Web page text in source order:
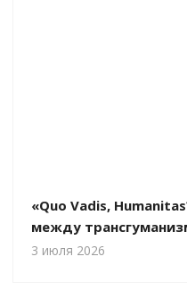
«Quo Vadis,
между
3 июля 2026